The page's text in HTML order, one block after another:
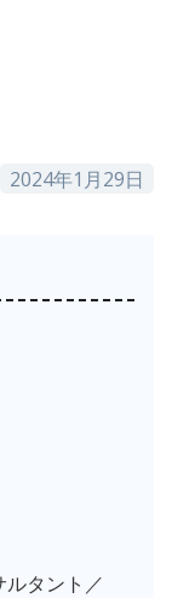
2024年1月29日
タント／